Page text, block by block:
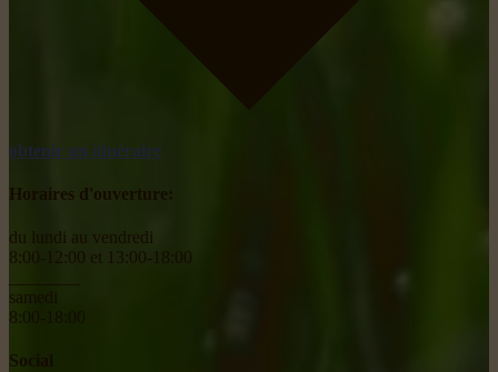
obtenir un itinéraire
Horaires d'ouverture:
du lundi au vendredi
8:00-12:00 et 13:00-18:00
samedi
8:00-18:00
Social